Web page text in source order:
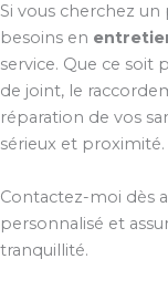
Si vous cherchez
besoins en
service. Que ce
de joint, le
réparation de vos
sérieux et proximité.
Contactez-moi dès
personnalisé et
tranquillité.